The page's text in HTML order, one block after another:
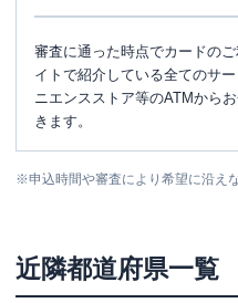
審査に通った時点でカードの
イトで紹介している全てのサ
ニエンスストア等のATMから
きます。
※申込時間や審査により希望に沿え
近隣都道府県一覧